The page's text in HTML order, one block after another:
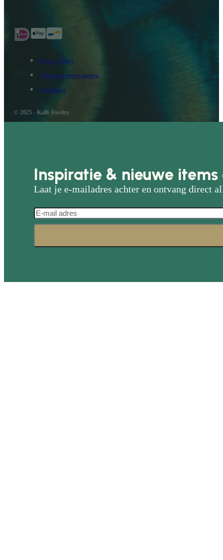
Privacy Policy
Algemene voorwaarden
Disclaimer
© 2025 - Kalli Jewelry
Inspiratie & nieuwe
Laat je e-mailadres achter en ontvang direct